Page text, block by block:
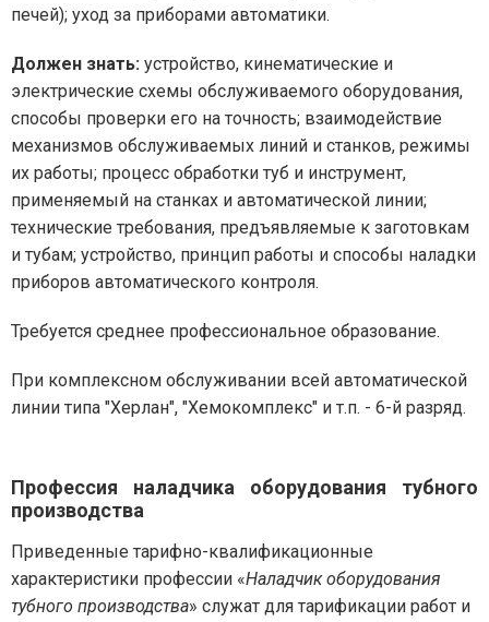
печей); уход за приборами автоматики.
Должен знать: устройство, кинематические и
электрические схемы обслуживаемого оборудования,
способы проверки его на точность; взаимодействие
механизмов обслуживаемых линий и станков, режимы
их работы; процесс обработки туб и инструмент,
применяемый на станках и автоматической линии;
технические требования, предъявляемые к заготовкам
и тубам; устройство, принцип работы и способы наладки
приборов автоматического контроля.
Требуется среднее профессиональное образование.
При комплексном обслуживании всей автоматической
линии типа "Херлан", "Хемокомплекс" и т.п. - 6-й разряд.
Профессия наладчика оборудования тубного
производства
Приведенные тарифно-квалификационные
характеристики профессии «Наладчик оборудования
тубного производства» служат для тарификации работ и